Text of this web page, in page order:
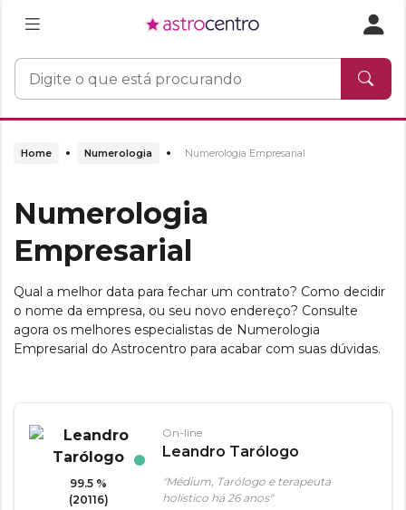
Home Numerologia Numerologia Empresarial
Numerologia
Empresarial
Qual a melhor data para fechar um contrato? Como decidir
o nome da empresa, ou seu novo endereço? Consulte
agora os melhores especialistas de Numerologia
Empresarial do Astrocentro para acabar com suas dúvidas.
99.5 %
(20116)
On-line
Leandro Tarólogo
"Médium, Tarólogo e terapeuta
holístico há 26 anos"